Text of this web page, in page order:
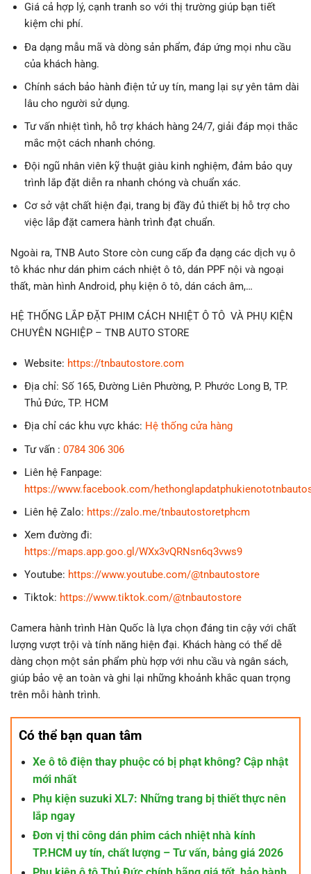
Giá cả hợp lý, cạnh tranh so với thị trường giúp bạn tiết
kiệm chi phí.
Đa dạng mẫu mã và dòng sản phẩm, đáp ứng mọi nhu cầu
của khách hàng.
Chính sách bảo hành điện tử uy tín, mang lại sự yên tâm dài
lâu cho người sử dụng.
Tư vấn nhiệt tình, hỗ trợ khách hàng 24/7, giải đáp mọi thắc
mắc một cách nhanh chóng.
Đội ngũ nhân viên kỹ thuật giàu kinh nghiệm, đảm bảo quy
trình lắp đặt diễn ra nhanh chóng và chuẩn xác.
Cơ sở vật chất hiện đại, trang bị đầy đủ thiết bị hỗ trợ cho
việc lắp đặt camera hành trình đạt chuẩn.
Ngoài ra, TNB Auto Store còn cung cấp đa dạng các dịch vụ ô
tô khác như dán phim cách nhiệt ô tô, dán PPF nội và ngoại
thất, màn hình Android, phụ kiện ô tô, dán cách âm,…
HỆ THỐNG LẮP ĐẶT PHIM CÁCH NHIỆT Ô TÔ VÀ PHỤ KIỆN
CHUYÊN NGHIỆP – TNB AUTO STORE
Website: https://tnbautostore.com
Địa chỉ: Số 165, Đường Liên Phường, P. Phước Long B, TP.
Thủ Đức, TP. HCM
Địa chỉ các khu vực khác: Hệ thống cửa hàng
Tư vấn : 0784 306 306
Liên hệ Fanpage:
https://www.facebook.com/
Liên hệ Zalo: https://zalo.me/tnbautostoretphcm
Xem đường đi:
https://maps.app.goo.gl/WXx3vQRNsn6q3vws9
Youtube: https://www.youtube.com/@tnbautostore
Tiktok: https://www.tiktok.com/@tnbautostore
Camera hành trình Hàn Quốc là lựa chọn đáng tin cậy với chất
lượng vượt trội và tính năng hiện đại. Khách hàng có thể dễ
dàng chọn một sản phẩm phù hợp với nhu cầu và ngân sách,
giúp bảo vệ an toàn và ghi lại những khoảnh khắc quan trọng
trên mỗi hành trình.
Có thể bạn quan tâm
Xe ô tô điện thay phuộc có bị phạt không? Cập nhật
mới nhất
Phụ kiện suzuki XL7: Những trang bị thiết thực nên
lắp ngay
Đơn vị thi công dán phim cách nhiệt nhà kính
TP.HCM uy tín, chất lượng – Tư vấn, bảng giá 2026